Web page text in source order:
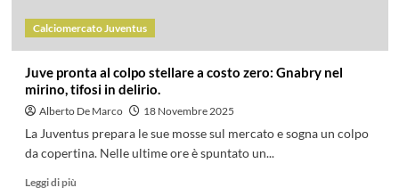
Calciomercato Juventus
Juve pronta al colpo stellare a costo zero: Gnabry nel
mirino, tifosi in delirio.
Alberto De Marco 18 Novembre 2025
La Juventus prepara le sue mosse sul mercato e sogna un colpo
da copertina. Nelle ultime ore è spuntato un...
Leggi di più